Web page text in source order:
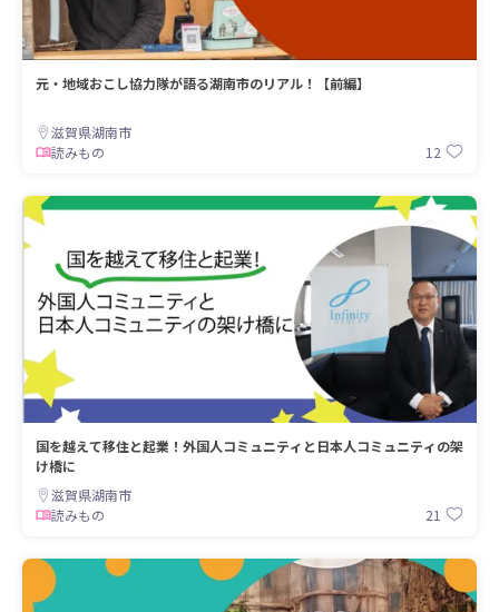
元・地域おこし協力隊が語る湖南市のリアル！【前編】
滋賀県湖南市
読みもの
12
国を越えて移住と起業！外国人コミュニティと日本人コミュニティの架
け橋に
滋賀県湖南市
読みもの
21